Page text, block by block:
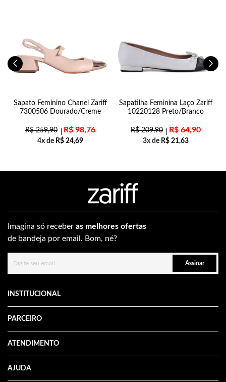
Sapato Feminino Chanel Zariff
7300506 Dourado/Creme
R$259,90 R$ 98,76
4x de R$ 24,69
Sapatilha Feminina Laço Zariff
10220128 Preto/Branco
R$209,90 R$ 64,90
3x de R$ 21,63
Imagina só receber as melhores ofertas
de bandeja por email. Bom, né?
Assinar
INSTITUCIONAL
PARCEIRO
ATENDIMENTO
AJUDA